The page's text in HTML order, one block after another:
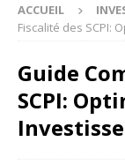
ACCUEIL
Fiscalité des SCPI:
Guide
SCPI: